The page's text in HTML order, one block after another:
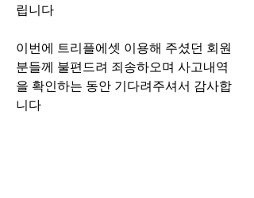
립니다
이번에 트리플에셋 이용해 주셨던 회원
분들께 불편드려 죄송하오며 사고내역
을 확인하는 동안 기다려주셔서 감사합
니다